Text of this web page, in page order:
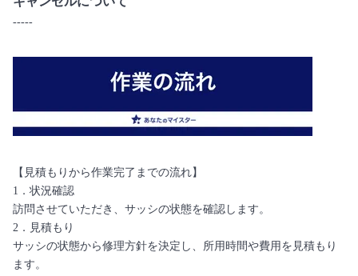
-----
【見積もりから作業完了までの流れ】
1．状況確認
訪問させていただき、サッシの状態を確認します。
2．見積もり
サッシの状態から修理方針を決定し、所用時間や費用を見積もり
ます。